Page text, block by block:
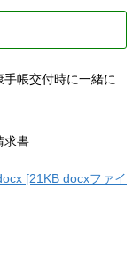
交付時に一緒に
求書
[21KB docxファイ